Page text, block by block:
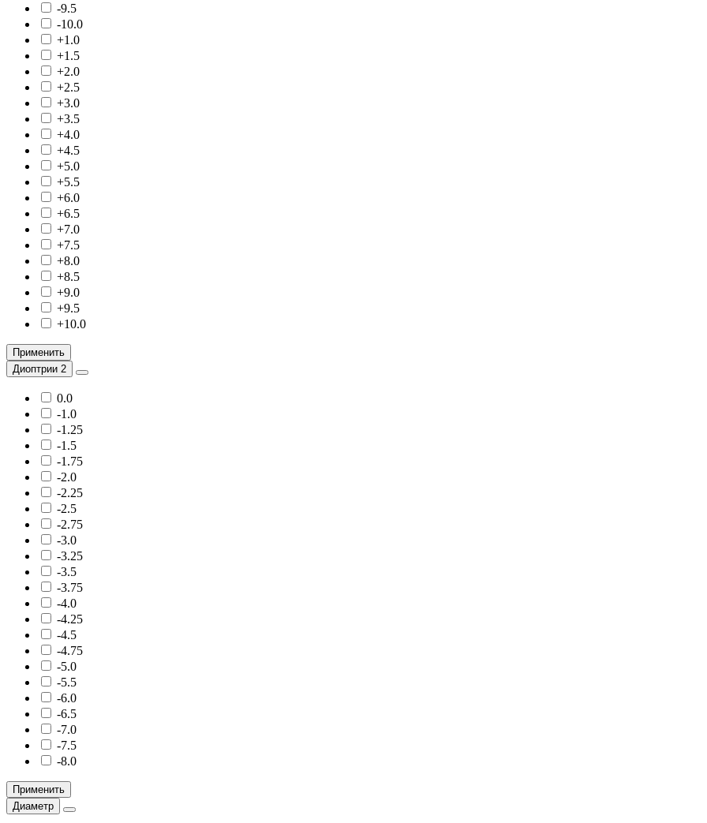
-9.5
-10.0
+1.0
+1.5
+2.0
+2.5
+3.0
+3.5
+4.0
+4.5
+5.0
+5.5
+6.0
+6.5
+7.0
+7.5
+8.0
+8.5
+9.0
+9.5
+10.0
Применить
Диоптрии 2
0.0
-1.0
-1.25
-1.5
-1.75
-2.0
-2.25
-2.5
-2.75
-3.0
-3.25
-3.5
-3.75
-4.0
-4.25
-4.5
-4.75
-5.0
-5.5
-6.0
-6.5
-7.0
-7.5
-8.0
Применить
Диаметр